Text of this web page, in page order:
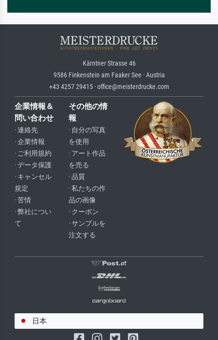
Kärntner Strasse 46
9586 Finkenstein am Faaker See · Austria
+43 4257 29415 · office@meisterdrucke.com
企業情報＆
問い合わせ
· 連絡先
· 企業情報
· ご利用規約
· データ保護
· キャンセル
規定
· 苦情
· 弊社につい
て
その他の情
報
· 自分の写真
を使用
· アート作品
を売る
· 品質
· 私たちの作
品の画像
· クーポン
· サンプルを
注文する
日本